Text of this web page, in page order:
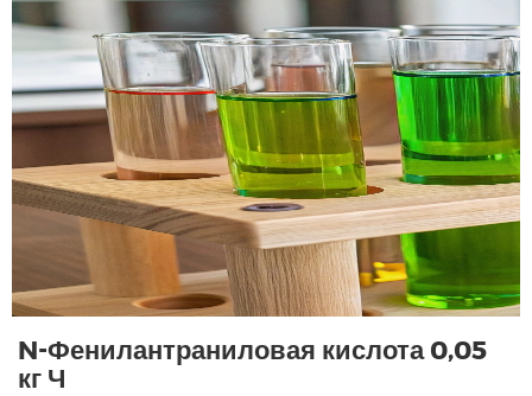
N-Фенилантраниловая кислота 0,05
кг Ч